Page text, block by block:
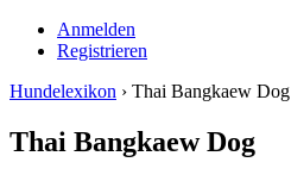
Anmelden
Registrieren
Hundelexikon › Thai Bangkaew Dog
Thai Bangkaew Dog